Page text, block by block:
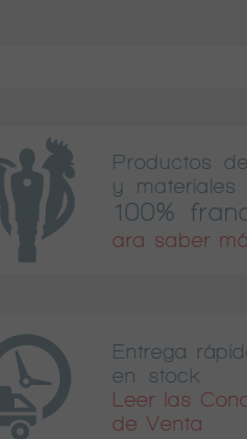
Productos
y materiales
100%
ara saber
Entrega
en stock
Leer las
de Venta